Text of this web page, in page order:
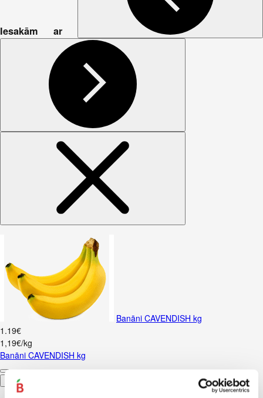
Iesakām ar
Banāni CAVENDISH kg
1 .19€
1,19€/kg
Banāni CAVENDISH kg
Pievienot